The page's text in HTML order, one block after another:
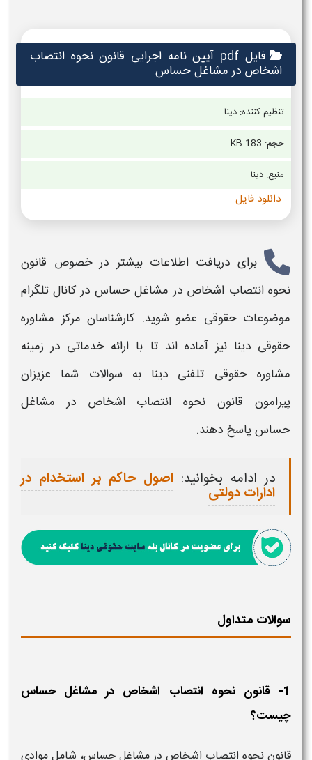
فایل pdf آیین نامه اجرایی قانون نحوه انتصاب
اشخاص در مشاغل حساس
تنظیم کننده: دینا
حجم: 183 KB
منبع: دینا
دانلود فایل
برای دریافت اطلاعات بیشتر در خصوص قانون
نحوه انتصاب اشخاص در مشاغل حساس در کانال تلگرام
موضوعات حقوقی عضو شوید. کارشناسان مرکز مشاوره
حقوقی دینا نیز آماده اند تا با ارائه خدماتی در زمینه
مشاوره حقوقی تلفنی دینا به سوالات شما عزیزان
پیرامون قانون نحوه انتصاب اشخاص در مشاغل
حساسپاسخ دهند.
در ادامه بخوانید: اصول حاکم بر استخدام در
ادارات دولتی
سوالات متداول
1- قانون نحوه انتصاب اشخاص در مشاغل حساس
چیست؟
قانون نحوه انتصاب اشخاص در مشاغل حساس، شامل موادی